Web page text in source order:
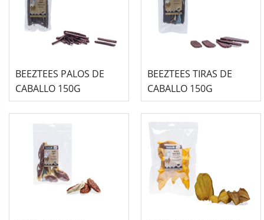
BEEZTEES PALOS DE
CABALLO 150G
BEEZTEES TIRAS DE
CABALLO 150G